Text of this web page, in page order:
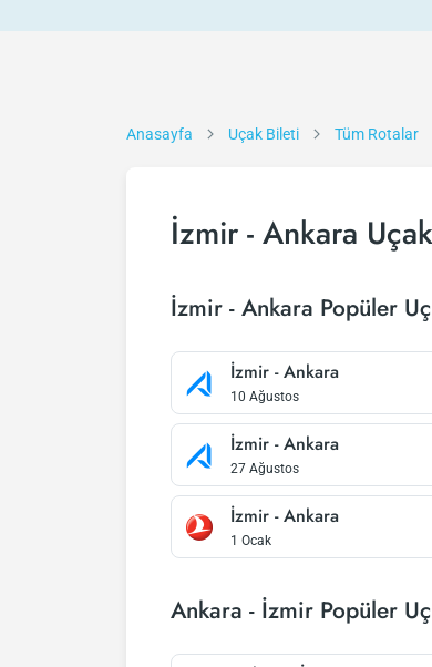
Anasayfa Uçak Bileti Tüm Rotalar
İzmir - Ankara
İzmir - Ankara Popüler
İzmir - Ankara
10 Ağustos
İzmir - Ankara
27 Ağustos
İzmir - Ankara
1 Ocak
Ankara - İzmir Popüler